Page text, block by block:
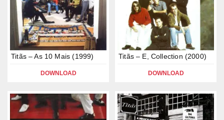
Titãs – As 10 Mais (1999)
DOWNLOAD
Titãs – E, Collection (2000)
DOWNLOAD